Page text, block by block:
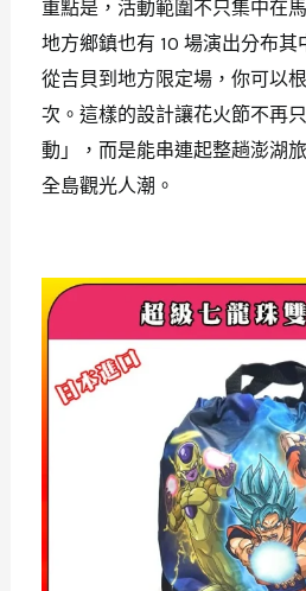
重點是，活動範圍不只集中在
地方鄉鎮也有 10 場演出分布
從吉貝到地方限定場，你可以
次。這樣的設計讓花火節不再
動」，而是能串連起整趟澎湖
全島觀光人潮。